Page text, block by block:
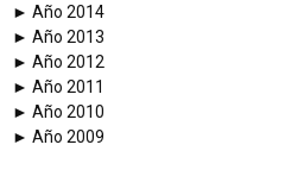
► Año 2014
► Año 2013
► Año 2012
► Año 2011
► Año 2010
► Año 2009